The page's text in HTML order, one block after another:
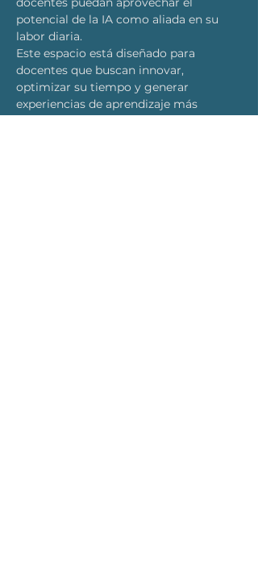
potencial de la IA como aliada en su
labor diaria.
Este espacio está diseñado para
docentes que buscan innovar,
optimizar su tiempo y generar
experiencias de aprendizaje más